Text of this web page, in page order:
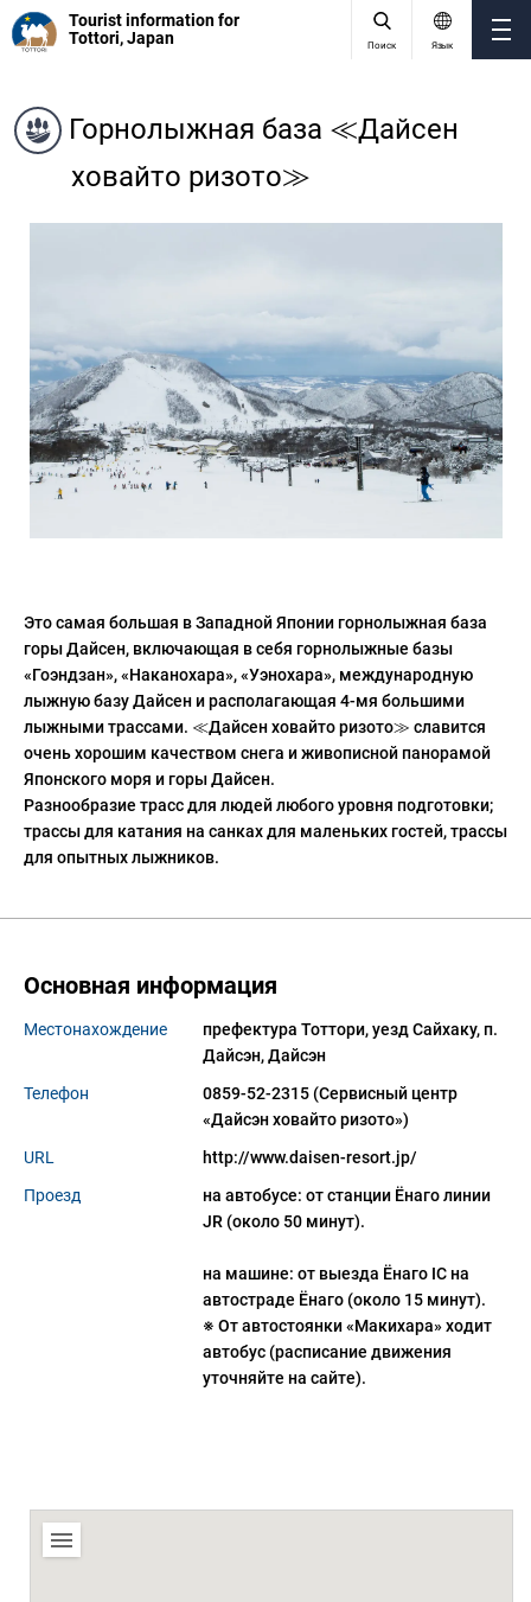
Tourist information for
Tottori, Japan
Поиск Язык
Горнолыжная база ≪Дайсен
ховайто ризото≫
Это самая большая в Западной Японии горнолыжная база
горы Дайсен, включающая в себя горнолыжные базы
«Гоэндзан», «Наканохара», «Уэнохара», международную
лыжную базу Дайсен и располагающая 4-мя большими
лыжными трассами. ≪Дайсен ховайто ризото≫ славится
очень хорошим качеством снега и живописной панорамой
Японского моря и горы Дайсен.
Разнообразие трасс для людей любого уровня подготовки;
трассы для катания на санках для маленьких гостей, трассы
для опытных лыжников.
Основная информация
Местонахождение
префектура Тоттори, уезд Сайхаку, п.
Дайсэн, Дайсэн
Телефон
0859-52-2315 (Сервисный центр
«Дайсэн ховайто ризото»)
URL
http://www.daisen-resort.jp/
Проезд
на автобусе: от станции Ëнаго линии
JR (около 50 минут).
на машине: от выезда Ëнаго IC на
автостраде Ëнаго (около 15 минут).
※ От автостоянки «Макихара» ходит
автобус (расписание движения
уточняйте на сайте).